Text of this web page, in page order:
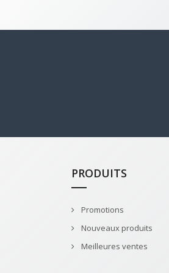
PRODUITS
Promotions
Nouveaux produits
Meilleures ventes